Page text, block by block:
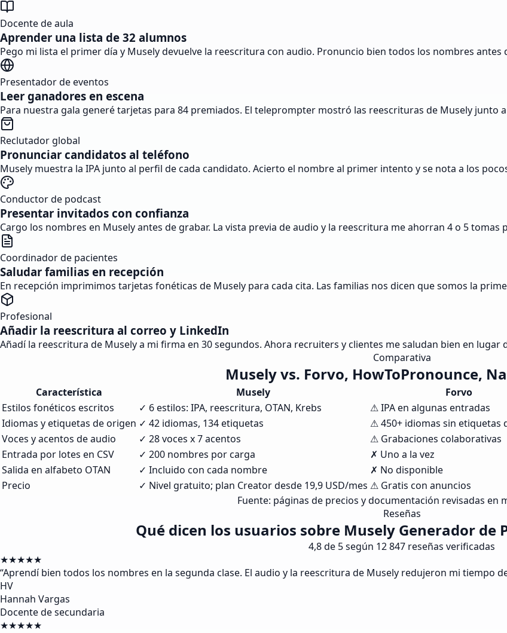
Docente de aula
Aprender una lista de 32 alumnos
Pego mi lista el primer día y Musely devuelve la reescritura con audio. Pronuncio bien todos los nombres antes
Presentador de eventos
Leer ganadores en escena
Para nuestra gala generé tarjetas para 84 premiados. El teleprompter mostró las reescrituras de Musely junto
Reclutador global
Pronunciar candidatos al teléfono
Musely muestra la IPA junto al perfil de cada candidato. Acierto el nombre al primer intento y se nota a los
Conductor de podcast
Presentar invitados con confianza
Cargo los nombres en Musely antes de grabar. La vista previa de audio y la reescritura me ahorran 4 o 5 tomas
Coordinador de pacientes
Saludar familias en recepción
En recepción imprimimos tarjetas fonéticas de Musely para cada cita. Las familias nos dicen que somos la
Profesional
Añadir la reescritura al correo y LinkedIn
Añadí la reescritura de Musely a mi firma en 30 segundos. Ahora recruiters y clientes me saludan bien en lugar
Comparativa
Musely vs. Forvo, HowToPronounce,
Característica Musely Forvo
Estilos fonéticos escritos
✓ 6 estilos: IPA, reescritura, OTAN, Krebs ⚠ IPA en algunas entradas
Idiomas y etiquetas de origen ✓ 42 idiomas, 134 etiquetas ⚠ 450+ idiomas sin etiquetas
Voces y acentos de audio
✓ 28 voces x 7 acentos ⚠ Grabaciones colaborativas
Entrada por lotes en CSV
✓ 200 nombres por carga ✗ Uno a la vez
Salida en alfabeto OTAN
✓ Incluido con cada nombre ✗ No disponible
Precio
✓ Nivel gratuito; plan Creator desde 19,9 USD/mes ⚠ Gratis con anuncios
Fuente: páginas de precios y documentación revisadas en
Reseñas
Qué dicen los usuarios sobre Musely Generador de
4,8 de 5 según 12 847 reseñas verificadas
★★★★★
“Aprendí bien todos los nombres en la segunda clase. El audio y la reescritura de Musely redujeron mi tiempo
HV
Hannah Vargas
Docente de secundaria
★★★★★